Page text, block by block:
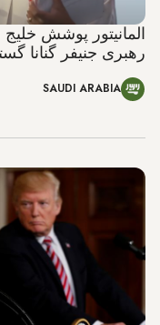
المانیتور پوشش
رهبری جنیفر گنانا
SAUDI ARABIA